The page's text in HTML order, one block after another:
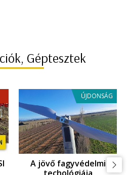
Géptesztek
ÚJDONSÁG
A jövő fagyvédelmi
techológiája